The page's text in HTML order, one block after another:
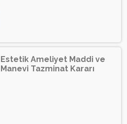
Estetik Ameliyet Maddi ve
Manevi Tazminat Kararı